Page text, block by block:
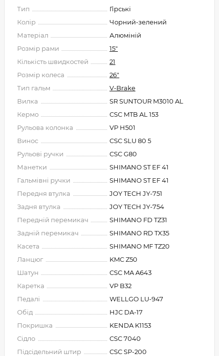
Тип
Гірські
Колір
Чорний-зелений
Матеріал
Алюміній
Розмір рами
15"
Кількість швидкостей
21
Розмір колеса
26"
Тип гальм
V-Brake
Вилка
SR SUNTOUR M3010 AL
Кермо
CSC MTB AL 153
Рульова колонка
VP H501
Винос
CSC SLU 80 5
Рульові ручки
CSC G80
Манетки
SHIMANO ST EF 41
Гальмівні ручки
SHIMANO ST EF 41
Передня втулка
JOY TECH JY-751
Задня втулка
JOY TECH JY-754
Передній перемикач
SHIMANO FD TZ31
Задній перемикач
SHIMANO RD TX35
Касета
SHIMANO MF TZ20
Ланцюг
KMC Z50
Шатун
CSC MA A643
Каретка
VP B32
Педалі
WELLGO LU-947
Обід
HJC DA-17
Покришка
KENDA K1153
Сідло
CSC 7040
Підсідельний штир
CSC SP-200